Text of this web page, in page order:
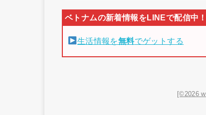
生活情報を無料でゲットする
[©2026